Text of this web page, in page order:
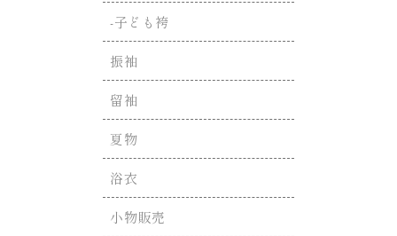
-子ども袴
振袖
留袖
夏物
浴衣
小物販売